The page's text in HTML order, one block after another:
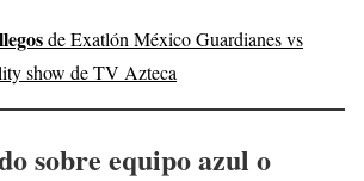
de Exatlón México Guardianes vs
show de TV Azteca
sobre equipo azul o